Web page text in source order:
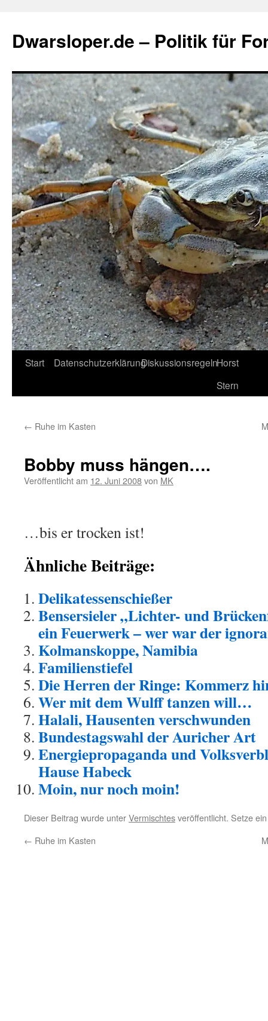
springen
Dwarsloper.de – Politik für
Start DatenschutzerklärungDiskussionsregelnHorst
Stern
← Ruhe im Kasten
Bobby muss hängen….
Veröffentlicht am 12. Juni 2008von MK
…bis er trocken ist!
Ähnliche Beiträge:
Delikatessenschießer
Bensersieler „Lichter- und
ein Feuerwerk – wer war der
Kolmanskoppe, Namibia
Familienstiefel
Die Herren der Ringe: Kommerz
Wer mit dem Wulff tanzen will…
Halali, Hausenten verschwunden
Bundestagswahl der Auricher Art
Energiepropaganda und
Hause Habeck
Moin, nur noch moin!
Dieser Beitrag wurde unterVermischtesveröffentlicht. Setze
← Ruhe im Kasten